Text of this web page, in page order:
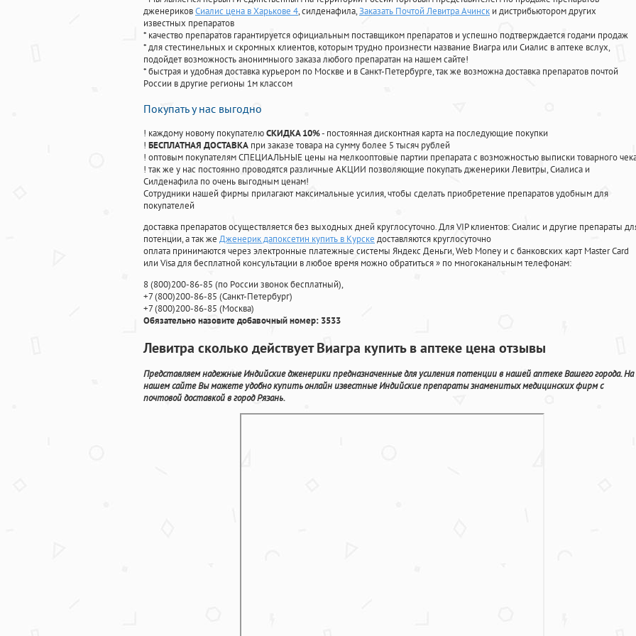
дженериковСиалис цена в Харькове 4, силденафила,Заказать Почтой Левитра Ачинск и дистрибьютором других
известных препаратов
* качество препаратов гарантируется официальным поставщиком препаратов и успешно подтверждается годами продаж
* для стестинельных и скромных клиентов, которым трудно произнести название Виагра или Сиалис в аптеке вслух,
подойдет возможность анонимныого заказа любого препаратан на нашем сайте!
* быстрая и удобная доставка курьером по Москве и в Санкт-Петербурге, так же возможна доставка препаратов почтой
России в другие регионы 1м классом
Покупать у нас выгодно
! каждому новому покупателюСКИДКА 10%- постоянная дисконтная карта на последующие покупки
! БЕСПЛАТНАЯ ДОСТАВКА при заказе товара на сумму более 5 тысяч рублей
! оптовым покупателям СПЕЦИАЛЬНЫЕ цены на мелкооптовые партии препарата с возможностью выписки товарного
! так же у нас постоянно проводятся различные АКЦИИ позволяющие покупать дженерики Левитры, Сиалиса и
Силденафила по очень выгодным ценам!
Cотрудники нашей фирмы прилагают максимальные усилия, чтобы сделать приобретение препаратов удобным для
покупателей
доставка препаратов осуществляется без выходных дней круглосуточно. Для VIP клиентов: Сиалис и другие препараты
потенции, а так же Дженерик дапоксетин купить в Курске доставляются круглосуточно
оплата принимаются через электронные платежные системы Яндекс Деньги, Web Money и с банковских карт Master Card
или Visa для бесплатной консультации в любое время можно обратиться» по многоканальным телефонам:
8(800)200-86-85 (по России звонок бесплатный),
+7(800)200-86-85 (Санкт-Петербург)
+7(800)200-86-85 (Москва)
Обязательно назовите добавочный номер: 3533
Левитра сколько действует Виагра купить в аптеке цена отзывы
Представляем надежные Индийские дженерики предназначенные для усиления потенции в нашей аптеке Вашего города. На
нашем сайте Вы можете удобно купить онлайн известные Индийские препараты знаменитых медицинских фирм с
почтовой доставкой в город Рязань.